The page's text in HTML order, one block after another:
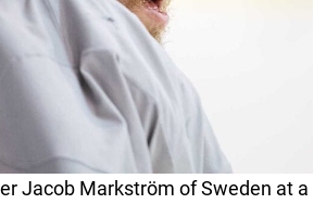
Jacob Markström of Sweden at a